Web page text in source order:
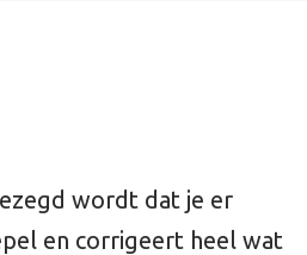
wordt dat je er
en corrigeert heel wat